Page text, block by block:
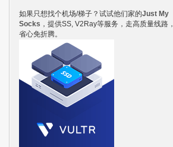
如果只想找个机场/梯子？试试他们家的Just My
Socks ，提供SS, V2Ray等服务，走高质量线路，
省心免折腾。